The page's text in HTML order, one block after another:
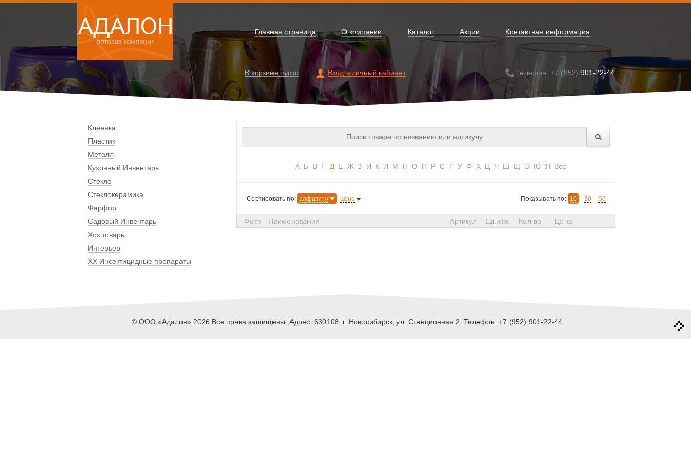
Главная страница О компании Каталог Акции Контактная информация
В корзине пусто Вход в личный кабинет Телефон: +7 (952) 901-22-44
Клеенка
Пластик
Металл
Кухонный Инвентарь
Стекло
Стеклокерамика
Фарфор
Садовый Инвентарь
Хоз.товары
Интерьер
ХХ Инсектицидные препараты
А Б В Г Д Е Ж З И К Л М Н О П Р С Т У Ф Х Ц Ч Ш Щ Э Ю Я Все
Сортировать по: алфавиту цене Показывать по: 10 30 50
Фото Наименования Артикул Ед.изм. Кол-во Цена
© ООО «Адалон» 2026 Все права защищены. Адрес: 630108, г. Новосибирск, ул. Станционная 2. Телефон: +7 (952) 901-22-44